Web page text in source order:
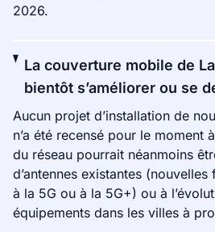
2026.
La couverture mobile de
bientôt s’améliorer ou se
Aucun projet d’installation de
n’a été recensé pour le moment
du réseau pourrait néanmoins
d’antennes existantes
à la 5G ou à la 5G+) ou à
équipements dans les villes à